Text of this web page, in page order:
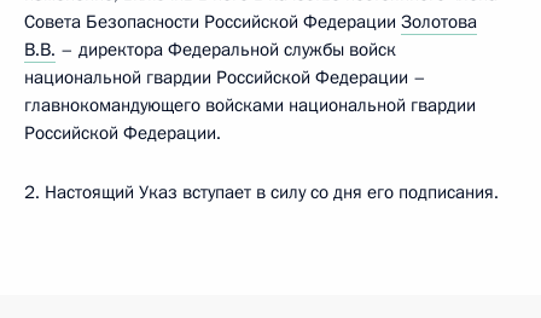
Совета Безопасности Российской Федерации Золотова
В.В. – директора Федеральной службы войск
национальной гвардии Российской Федерации –
главнокомандующего войсками национальной гвардии
Российской Федерации.
2. Настоящий Указ вступает в силу со дня его подписания.